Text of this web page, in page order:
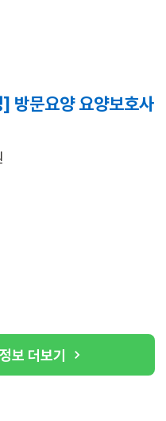
문요양 요양보호사
보 더보기